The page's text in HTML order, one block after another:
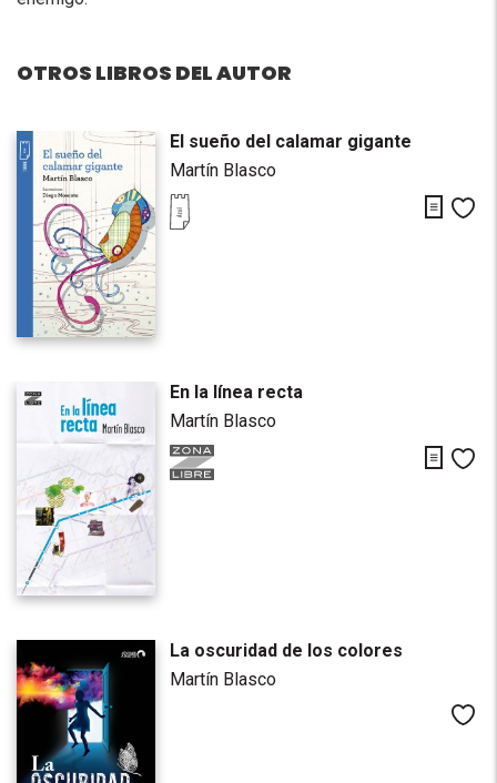
OTROS LIBROS DEL AUTOR
El sueño del calamar gigante
Martín Blasco
En la línea recta
Martín Blasco
La oscuridad de los colores
Martín Blasco